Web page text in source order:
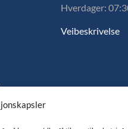
Hverdager:
Veibeskrivelse